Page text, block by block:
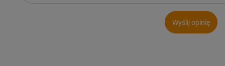
Wyślij opinię